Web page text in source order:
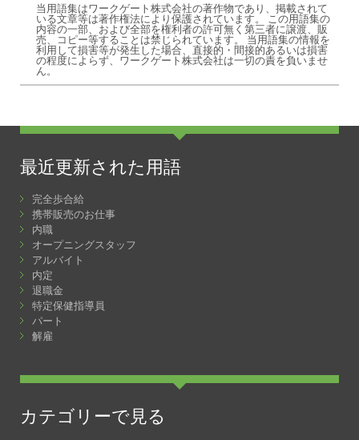
当用語集はワークゲート株式会社の著作物であり、掲載されて
いる文章等は著作権法により保護されています。 この用語集の
内容の一部、および全部を権利者の許可無く第三者に譲渡、販
売、コピー等することは禁じられています。 当用語集の情報を
利用して損害等が発生した場合、直接的・間接的あるいは損害
の程度によらず、ワークゲート株式会社は一切の責を負いませ
ん。
最近更新された用語
完全歩合給
携帯販売のお仕事
内職
オープニングスタッフ
アルバイト
内定
退職金
特定保健指導員
パート
解雇
カテゴリーで見る